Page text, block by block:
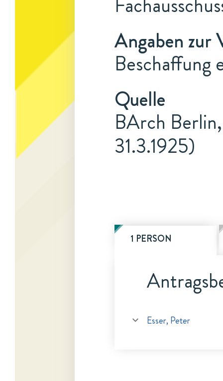
Angaben zur
Beschaffung
Quelle
BArch
31.3.1925)
1 PERSON
Esser, Peter